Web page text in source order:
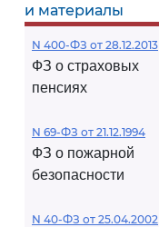
и материалы
N 400-ФЗ от 28.12.2013
ФЗ о страховых
пенсиях
N 69-ФЗ от 21.12.1994
ФЗ о пожарной
безопасности
N 40-ФЗ от 25.04.2002